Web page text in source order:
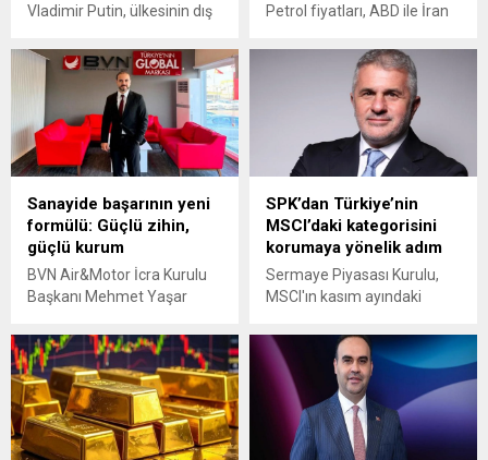
Vladimir Putin, ülkesinin dış
para kullanılmasına olanak
tanıyan yeni yasayı onayladı.
Ülke içindeki alışverişlerde
ise kripto para yasağı
sürecek.
Petrol fiyatları, ABD ile İran
düşürülmesine yönelik
diplomatik çabaların
sürmesi ve Hürmüz
Boğazı'nın yeniden
açılmasına yönelik anlaşma
ihtimalinin güçlenmesiyle
Sanayide başarının yeni
formülü: Güçlü zihin,
güçlü kurum
BVN Air&Motor İcra Kurulu
Başkanı Mehmet Yaşar
başarının yalnızca
teknolojiyle değil, güçlü
zihinler, verimlilik kültürü ve
sürdürülebilirlik anlayışıyla
mümkün olduğunu
vurgulayarak geleceğin
SPK’dan Türkiye’nin
MSCI’daki kategorisini
korumaya yönelik adım
Sermaye Piyasası Kurulu,
MSCI'ın kasım ayındaki
öncesinde yatırım fonlarının
değerlemesine yönelik yeni
bir düzenlemeye gitti.
Uzmanlar, kararın
piyasadaki gri alanları
ortadan kaldırdığını